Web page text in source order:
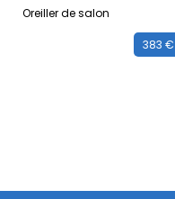
Oreiller de salon
383 €